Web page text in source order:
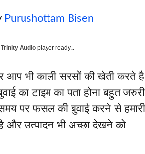
Purushottam Bisen
Trinity Audio player ready...
आप भी काली सरसों की खेती करते है
का टाइम का पता होना बहुत जरुरी
समय पर फसल की बुवाई करने से हमारी
और उत्पादन भी अच्छा देखने को